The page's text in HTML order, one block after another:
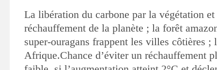
La libération du carbone par la végétation
réchauffement de la planète ; la forêt
super-ouragans frappent les villes côtières ;
Afrique.Chance d’éviter un réchauffement